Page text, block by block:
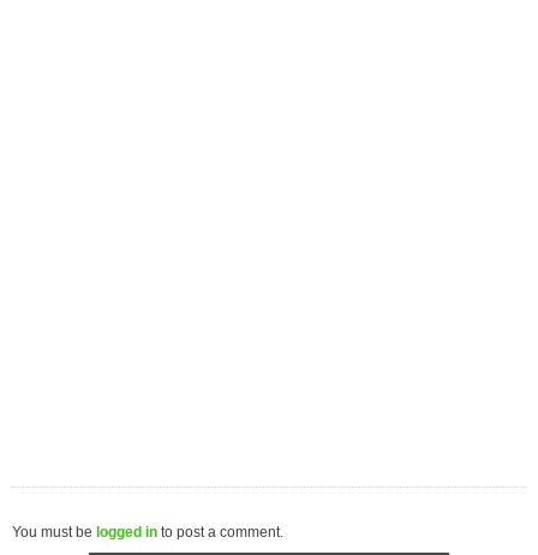
You must be logged in to post a comment.